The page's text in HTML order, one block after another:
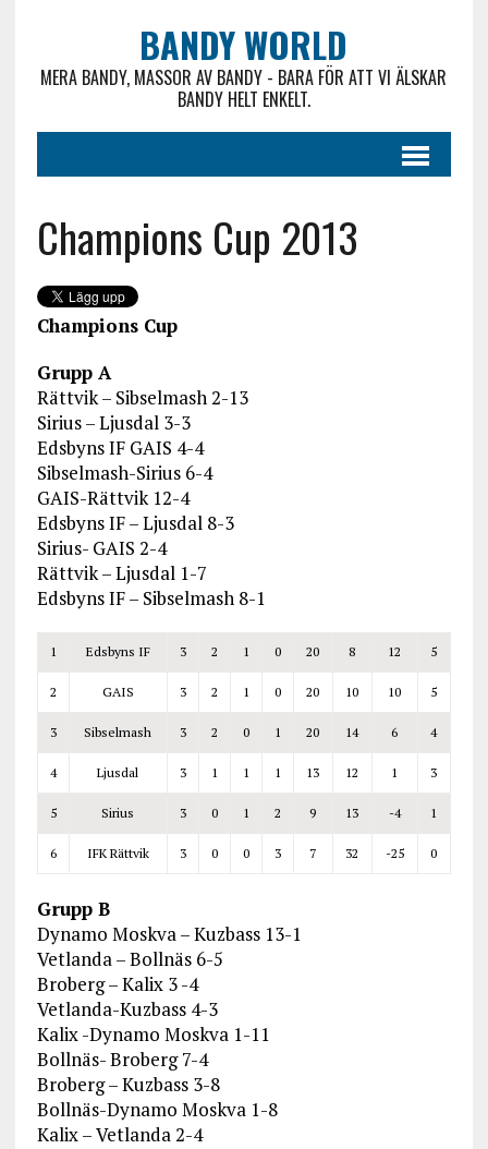
BANDY WORLD
MERA BANDY, MASSOR AV BANDY - BARA FÖR ATT VI ÄLSKAR
BANDY HELT ENKELT.
Champions Cup 2013
Champions Cup
Grupp A
Rättvik – Sibselmash 2-13
Sirius – Ljusdal 3-3
Edsbyns IF GAIS 4-4
Sibselmash-Sirius 6-4
GAIS-Rättvik 12-4
Edsbyns IF – Ljusdal 8-3
Sirius- GAIS 2-4
Rättvik – Ljusdal 1-7
Edsbyns IF – Sibselmash 8-1
1 Edsbyns IF 3 2 1 0 20 8 12 5
2 GAIS 3 2 1 0 20 10 10 5
3 Sibselmash 3 2 0 1 20 14 6 4
4 Ljusdal 3 1 1 1 13 12 1 3
5 Sirius 3 0 1 2 9 13 -4 1
6 IFK Rättvik 3 0 0 3 7 32 -25 0
Grupp B
Dynamo Moskva – Kuzbass 13-1
Vetlanda – Bollnäs 6-5
Broberg – Kalix 3 -4
Vetlanda-Kuzbass 4-3
Kalix -Dynamo Moskva 1-11
Bollnäs- Broberg 7-4
Broberg – Kuzbass 3-8
Bollnäs-Dynamo Moskva 1-8
Kalix – Vetlanda 2-4